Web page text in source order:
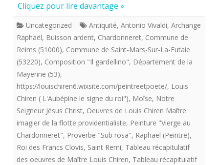
«
flotte
providentialiste”
offre
aux
royalistes
“L'Aubépine,
Cliquez pour lire davantage »
Uncategorized Antiquité, Antonio Vivaldi, Archange
Raphaël, Buisson ardent, Chardonneret, Commune de
Reims (51000), Commune de Saint-Mars-Sur-La-Futaie
(53220), Composition "Il gardellino", Département de la
Mayenne (53),
https://louischiren6.wixsite.com/peintreetpoete/, Louis
Chiren ( L'Aubépine le signe du roi"), Moîse, Notre
Seigneur Jésus Christ, Oeuvres de Louis Chiren Maître
imagier de la flotte providentialiste, Peinture "Vierge au
Chardonneret", Proverbe "Sub rosa", Raphaël (Peintre),
Roi des Francs Clovis, Saint Remi, Tableau récapitulatif
des oeuvres de Maître Louis Chiren, Tableau récapitulatif